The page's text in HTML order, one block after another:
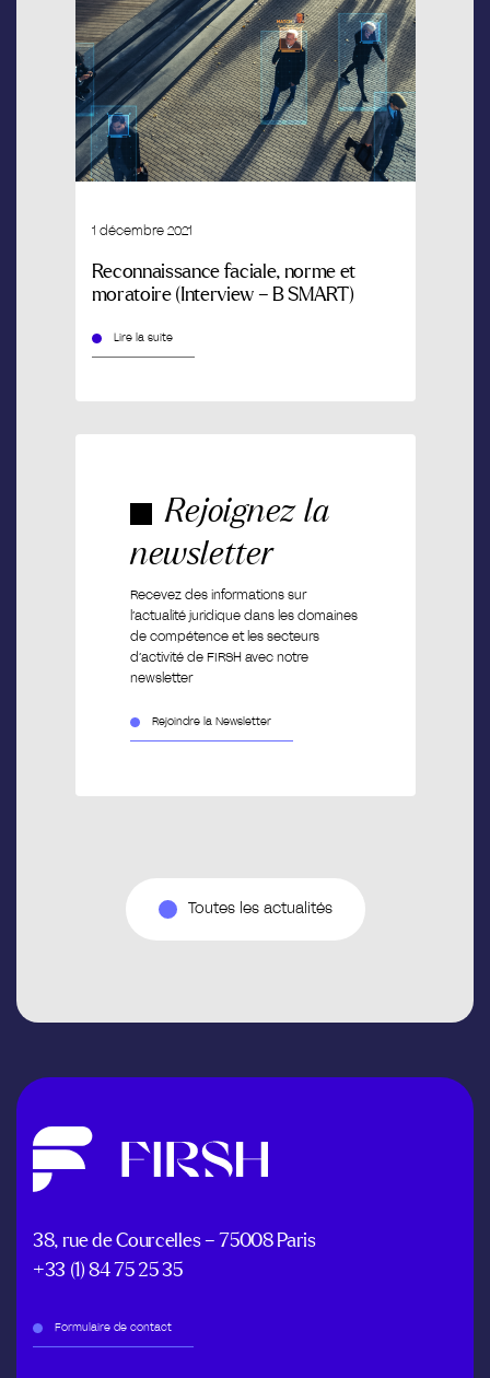
1 décembre 2021
Reconnaissance faciale, norme et
moratoire (Interview – B SMART)
Lire la suite
Rejoignez la
newsletter
Recevez des informations sur
l’actualité juridique dans les domaines
de compétence et les secteurs
d’activité de FIRSH avec notre
newsletter
Rejoindre la Newsletter
Toutes les actualités
38, rue de Courcelles – 75008 Paris
+33 (1) 84 75 25 35
Formulaire de contact